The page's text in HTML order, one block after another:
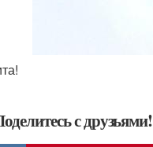
с друзьями!